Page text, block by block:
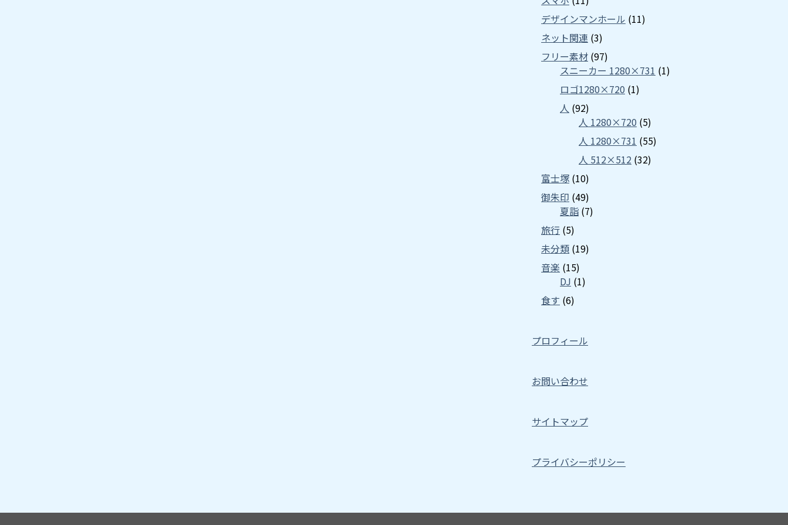
デザインマンホール (11)
ネット関連 (3)
フリー素材 (97)
スニーカー 1280×731 (1)
ロゴ1280×720 (1)
人 (92)
人 1280×720 (5)
人 1280×731 (55)
人 512×512 (32)
富士塚 (10)
御朱印 (49)
夏詣 (7)
旅行 (5)
未分類 (19)
音楽 (15)
DJ (1)
食す (6)
プロフィール
お問い合わせ
サイトマップ
プライバシーポリシー